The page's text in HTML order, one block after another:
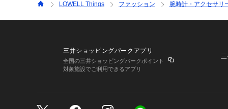
LOWELL Things ファッション 腕時計・アクセサリ
三井ショッピングパークアプリ
全国の三井ショッピングパークポイント
対象施設でご利用できるアプリ